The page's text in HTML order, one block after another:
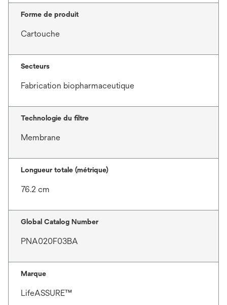
Forme de produit
Cartouche
Secteurs
Fabrication biopharmaceutique
Technologie du filtre
Membrane
Longueur totale (métrique)
76.2 cm
Global Catalog Number
PNA020F03BA
Marque
LifeASSURE™